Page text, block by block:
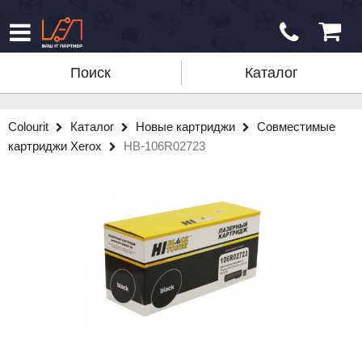
Поиск Каталог
Colourit Каталог Новые картриджи
Совместимые
картриджи Xerox
HB-106R02723